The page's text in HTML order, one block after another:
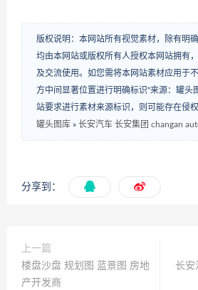
版权说明：本网站所有视觉素材，除有明
均由本网站或版权所有人授权本网站拥有
及交流使用。如您需将本网站素材应用于
方中间显著位置进行明确标识“来源：罐头
站要求进行素材来源标识，则可能存在侵权
罐头图库 » 长安汽车 长安集团 changan
分享到：
上一篇
楼盘沙盘 规划图 蓝景图 房地
产开发商
长安